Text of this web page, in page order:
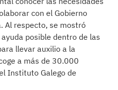
con el Gobierno
Al respecto, se mostró
posible dentro de las
llevar auxilio a la
a más de 30.000
Instituto Galego de